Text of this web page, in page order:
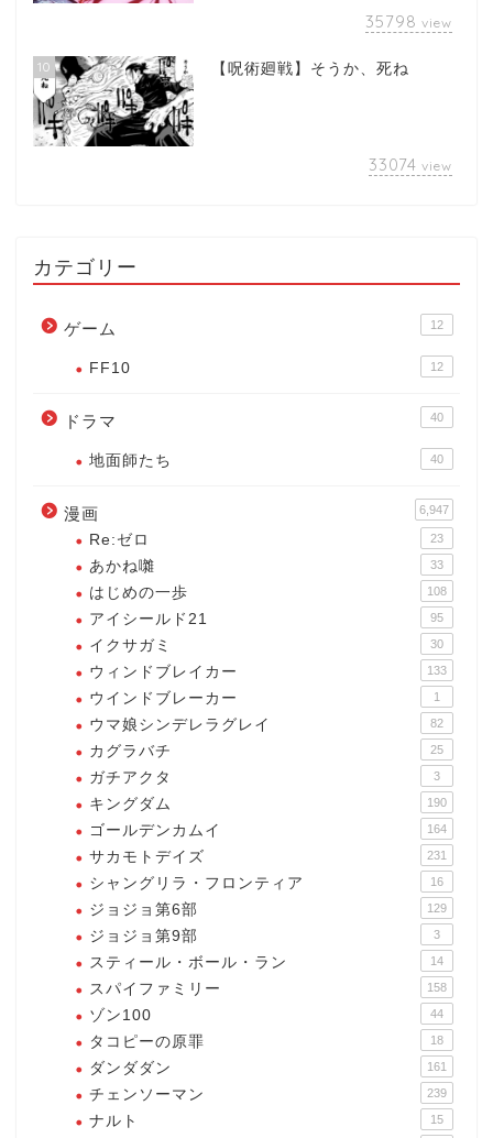
35798 view
10 【呪術廻戦】そうか、死ね
33074 view
カテゴリー
ゲーム 12
FF10 12
ドラマ 40
地面師たち 40
漫画 6,947
Re:ゼロ 23
あかね囃 33
はじめの一歩 108
アイシールド21 95
イクサガミ 30
ウィンドブレイカー 133
ウインドブレーカー 1
ウマ娘シンデレラグレイ 82
カグラバチ 25
ガチアクタ 3
キングダム 190
ゴールデンカムイ 164
サカモトデイズ 231
シャングリラ・フロンティア 16
ジョジョ第6部 129
ジョジョ第9部 3
スティール・ボール・ラン 14
スパイファミリー 158
ゾン100 44
タコピーの原罪 18
ダンダダン 161
チェンソーマン 239
ナルト 15